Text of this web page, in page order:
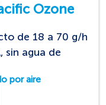
Ozone
de 18 a 70 g/h
agua de
por aire